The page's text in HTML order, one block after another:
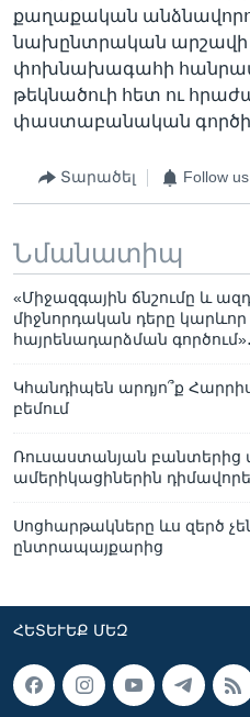
քաղաքական
նախընտրական արշավի
փոխնախագահի
թեկնածուի հետ ու
փաստաբանական
Տարածել Follow us
Նմանատիպ
«Միջազգային ճնշումը և
միջնորդական դերը կարևոր
հայրենադարձման
Կհանդիպեն արդյո՞ք
բեմում
Ռուսաստանյան բանտերից
ամերիկացիներին
Սոցհարթակները ևս զերծ
ընտրապայքարից
ՀԵՏԵՒԵՔ ՄԵԶ